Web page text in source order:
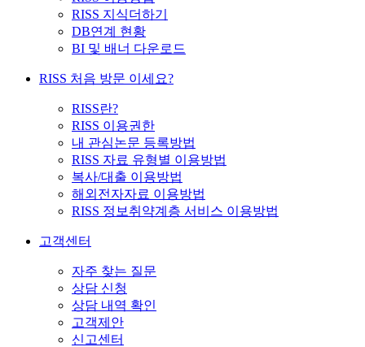
RISS 지식더하기
DB연계 현황
BI 및 배너 다운로드
RISS 처음 방문 이세요?
RISS란?
RISS 이용권한
내 관심논문 등록방법
RISS 자료 유형별 이용방법
복사/대출 이용방법
해외전자자료 이용방법
RISS 정보취약계층 서비스 이용방법
고객센터
자주 찾는 질문
상담 신청
상담 내역 확인
고객제안
신고센터